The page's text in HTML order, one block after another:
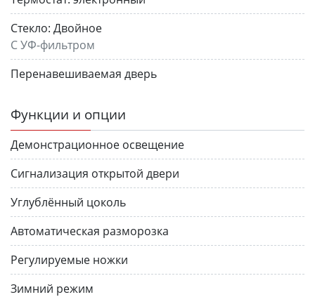
Стекло: Двойное
С УФ-фильтром
Перенавешиваемая дверь
Функции и опции
Демонстрационное освещение
Сигнализация открытой двери
Углублённый цоколь
Автоматическая разморозка
Регулируемые ножки
Зимний режим